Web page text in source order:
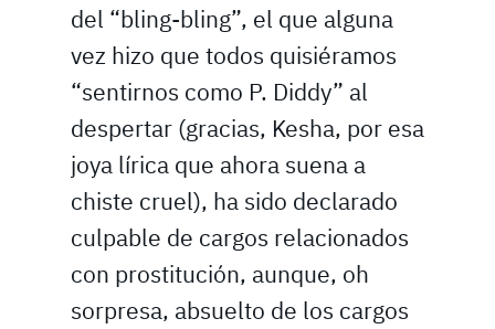
del “bling-bling”, el que alguna
vez hizo que todos quisiéramos
“sentirnos como P. Diddy” al
despertar (gracias, Kesha, por esa
joya lírica que ahora suena a
chiste cruel), ha sido declarado
culpable de cargos relacionados
con prostitución, aunque, oh
sorpresa, absuelto de los cargos